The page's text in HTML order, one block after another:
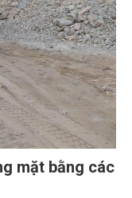
mặt bằng các